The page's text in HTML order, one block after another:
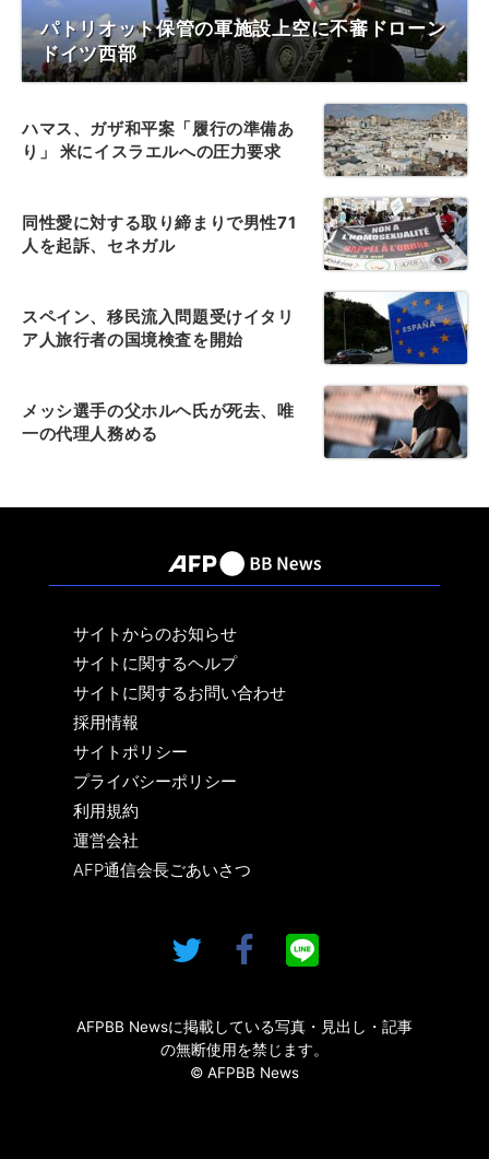
パトリオット保管の軍施設上空に不審ドローン
ドイツ西部
ハマス、ガザ和平案「履行の準備あ
り」 米にイスラエルへの圧力要求
同性愛に対する取り締まりで男性71
人を起訴、セネガル
スペイン、移民流入問題受けイタリ
ア人旅行者の国境検査を開始
メッシ選手の父ホルヘ氏が死去、唯
一の代理人務める
サイトからのお知らせ
サイトに関するヘルプ
サイトに関するお問い合わせ
採用情報
サイトポリシー
プライバシーポリシー
利用規約
運営会社
AFP通信会長ごあいさつ
AFPBB Newsに掲載している写真・見出し・記事
の無断使用を禁じます。
© AFPBB News